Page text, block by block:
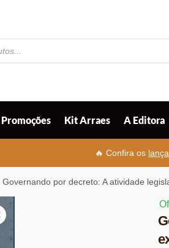
Promoções Kit Arraes A Editora
🔥 Confira os
Governando por decreto: A atividade